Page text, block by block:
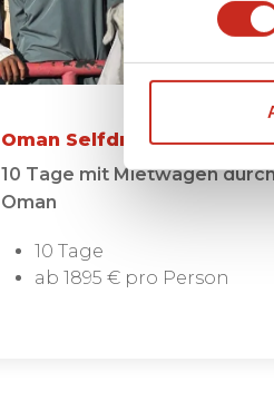
Oman Selfdrive Reise
10 Tage mit Mietwagen
Oman
10 Tage
ab 1895 € pro Person